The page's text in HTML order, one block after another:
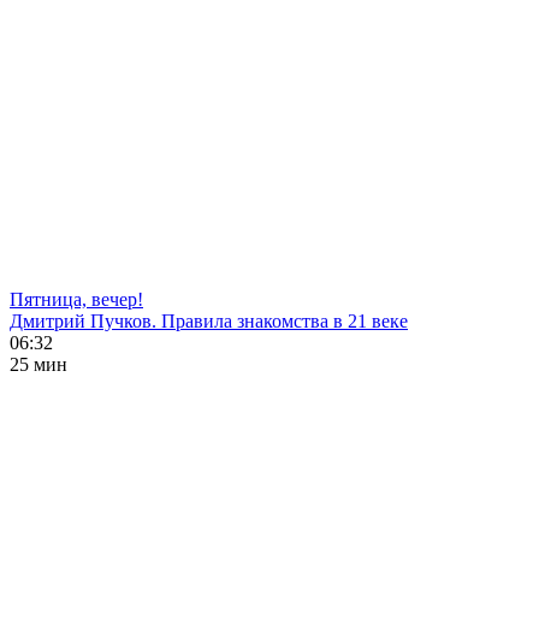
Пятница, вечер!
Дмитрий Пучков. Правила знакомства в 21 веке
06:32
25 мин